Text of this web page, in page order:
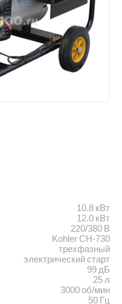
10.8 кВт
12.0 кВт
220/380 В
Kohler CH-730
трехфазный
электрический старт
99 дБ
25 л
3000 об/мин
50 Гц